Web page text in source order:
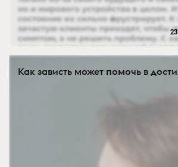
Как зависть может помочь в